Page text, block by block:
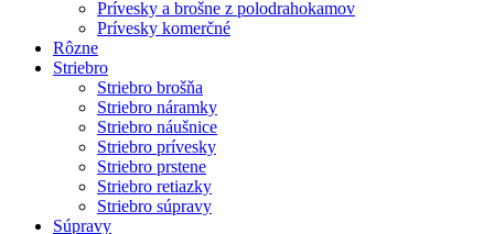
Prívesky a brošne z polodrahokamov
Prívesky komerčné
Rôzne
Striebro
Striebro brošňa
Striebro náramky
Striebro náušnice
Striebro prívesky
Striebro prstene
Striebro retiazky
Striebro súpravy
Súpravy